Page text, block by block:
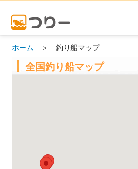
ホーム ＞ 釣り船マップ
全国釣り船マップ